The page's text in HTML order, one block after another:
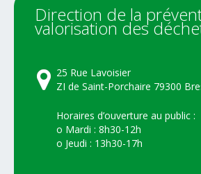
Direction de la
valorisation des
25 Rue Lavoisier
ZI de Saint-Porchaire 79300
Horaires d’ouverture au public :
o Mardi : 8h30-12h
o Jeudi : 13h30-17h